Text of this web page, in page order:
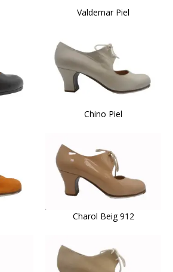
Valdemar Piel
Chino Piel
Charol Beig 912